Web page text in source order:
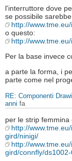
l'interruttore dove
se possibile
http://
o questo:
http://
Per la base invece
a parte la forma, i
parte come nel
RE: Componenti
anni fa
per le strip
http://
gird/ninigi/
http://
gird/connfly/